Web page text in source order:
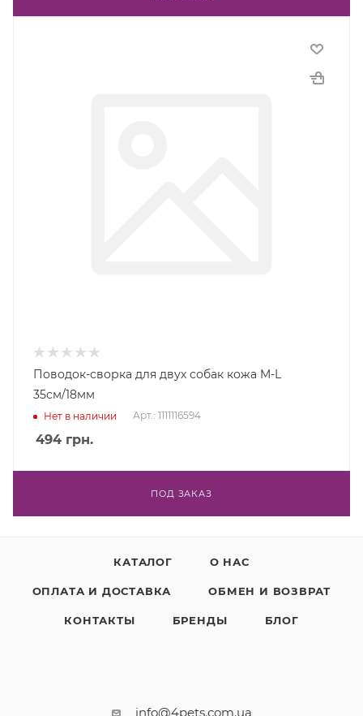
Поводок-сворка для двух собак кожа M-L
35см/18мм
Нет в наличии Арт.: 1111116594
494 грн.
ПОД ЗАКАЗ
КАТАЛОГ О НАС
ОПЛАТА И ДОСТАВКА ОБМЕН И ВОЗВРАТ
КОНТАКТЫ БРЕНДЫ БЛОГ
info@4pets.com.ua